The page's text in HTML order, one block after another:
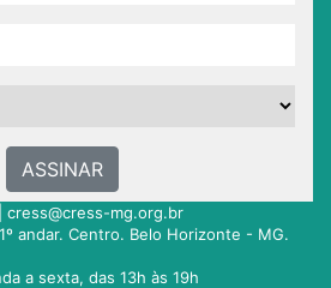
ASSINAR
cress@cress-mg.org.br
andar. Centro. Belo Horizonte - MG.
a sexta, das 13h às 19h